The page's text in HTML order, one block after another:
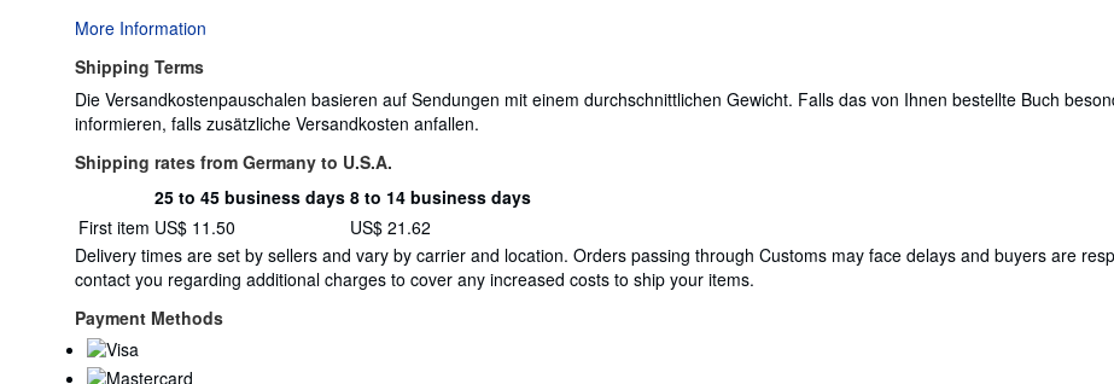
More Information
Shipping Terms
Die Versandkostenpauschalen basieren auf Sendungen mit einem durchschnittlichen Gewicht. Falls das von Ihnen bestellte Buch
informieren, falls zusätzliche Versandkosten anfallen.
Shipping rates from Germany to U.S.A.
Shipping
rates
from
Germany
to
U.S.A.
Order
quantity
25 to 45 business days 8 to 14 business days
First item US$ 11.50
US$ 21.62
Delivery times are set by sellers and vary by carrier and location. Orders passing through Customs may face delays and buyers are
contact you regarding additional charges to cover any increased costs to ship your items.
Payment Methods